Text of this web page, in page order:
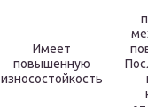
Имеет
повышенную
износостойкость